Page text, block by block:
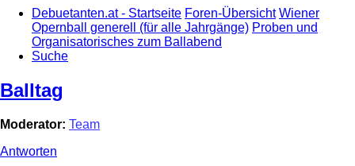
Debuetanten.at - Startseite Foren-Übersicht Wiener
Opernball generell (für alle Jahrgänge) Proben und
Organisatorisches zum Ballabend
Suche
Balltag
Moderator: Team
Antworten